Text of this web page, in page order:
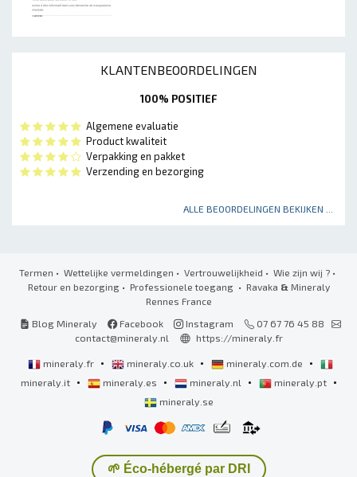
KLANTENBEOORDELINGEN
100% POSITIEF
Algemene evaluatie
Product kwaliteit
Verpakking en pakket
Verzending en bezorging
ALLE BEOORDELINGEN BEKIJKEN ...
Termen • Wettelijke vermeldingen • Vertrouwelijkheid • Wie zijn wij ? •
Retour en bezorging• Professionele toegang • Ravaka & Mineraly
Rennes France
Blog Mineraly
Facebook Instagram
07 67 76 45 88
contact@mineraly.nl
https://mineraly.fr
mineraly.fr • mineraly.co.uk • mineraly.com.de •
mineraly.it • mineraly.es • mineraly.nl • mineraly.pt •
mineraly.se
🌱 Éco-hébergé par DRI